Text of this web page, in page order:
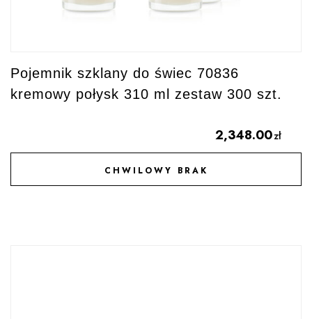
Pojemnik szklany do świec 70836
kremowy połysk 310 ml zestaw 300 szt.
2,348.00zł
CHWILOWY BRAK
DODAJ DO ULUBIONYCH